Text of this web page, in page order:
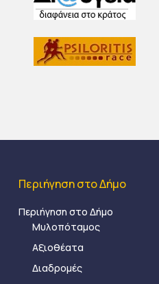
Περιήγηση στο Δήμο
Περιήγηση στο Δήμο
Μυλοπόταμος
Αξιοθέατα
Διαδρομές